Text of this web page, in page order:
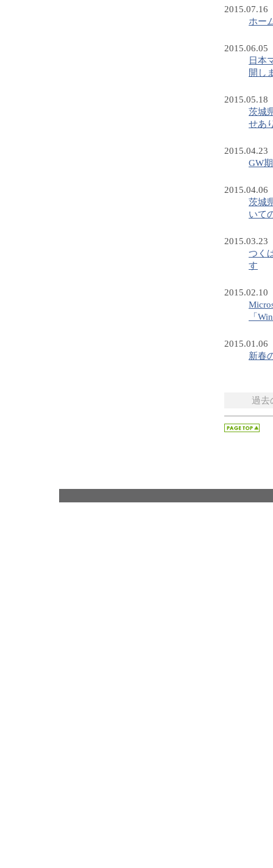
2015.07.16
ホー
2015.06.05
日本
開し
2015.05.18
茨城
せあ
2015.04.23
GW
2015.04.06
茨城
いて
2015.03.23
つく
す
2015.02.10
「
2015.01.06
新春
過